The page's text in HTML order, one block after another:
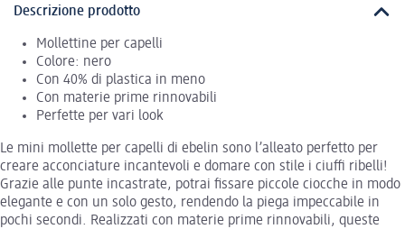
Descrizione prodotto
Mollettine per capelli
Colore: nero
Con 40% di plastica in meno
Con materie prime rinnovabili
Perfette per vari look
Le mini mollette per capelli di ebelin sono l’alleato perfetto per
creare acconciature incantevoli e domare con stile i ciuffi ribelli!
Grazie alle punte incastrate, potrai fissare piccole ciocche in modo
elegante e con un solo gesto, rendendo la piega impeccabile in
pochi secondi. Realizzati con materie prime rinnovabili, queste